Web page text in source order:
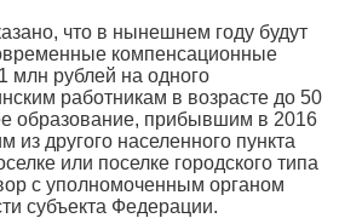
что в нынешнем году будут
компенсационные
млн рублей на одного
работникам в возрасте до 50
образование, прибывшим в 2016
из другого населенного пункта
или поселке городского типа
с уполномоченным органом
субъекта Федерации.